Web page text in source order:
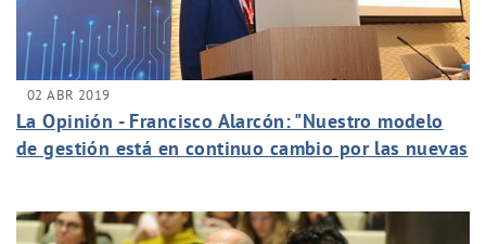
02 ABR 2019
La Opinión - Francisco Alarcón: "Nuestro modelo
de gestión está en continuo cambio por las nuevas